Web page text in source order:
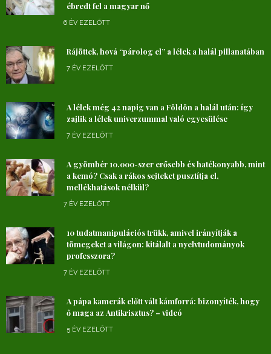
ébredt fel a magyar nő
6 ÉV EZELŐTT
Rájöttek, hová “párolog el” a lélek a halál pillanatában
7 ÉV EZELŐTT
A lélek még 42 napig van a Földön a halál után: így
zajlik a lélek univerzummal való egyesülése
7 ÉV EZELŐTT
A gyömbér 10.000-szer erősebb és hatékonyabb, mint
a kemó? Csak a rákos sejteket pusztítja el,
mellékhatások nélkül?
7 ÉV EZELŐTT
10 tudatmanipulációs trükk, amivel irányítják a
tömegeket a világon: kitálalt a nyelvtudományok
professzora?
7 ÉV EZELŐTT
A pápa kamerák előtt vált kámforrá: bizonyíték, hogy
ő maga az Antikrisztus? – videó
5 ÉV EZELŐTT